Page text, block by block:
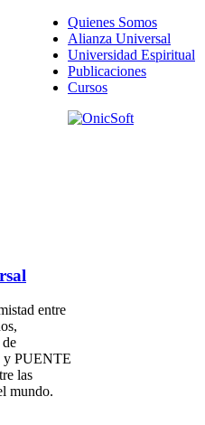
entre
y PUENTE
las
mundo.
Quienes Somos
Alianza Universal
Universidad Espiritual
Publicaciones
Cursos